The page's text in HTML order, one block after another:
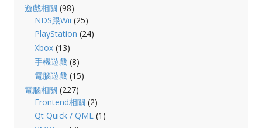
遊戲相關 (98)
NDS跟Wii (25)
PlayStation (24)
Xbox (13)
手機遊戲 (8)
電腦遊戲 (15)
電腦相關 (227)
Frontend相關 (2)
Qt Quick / QML (1)